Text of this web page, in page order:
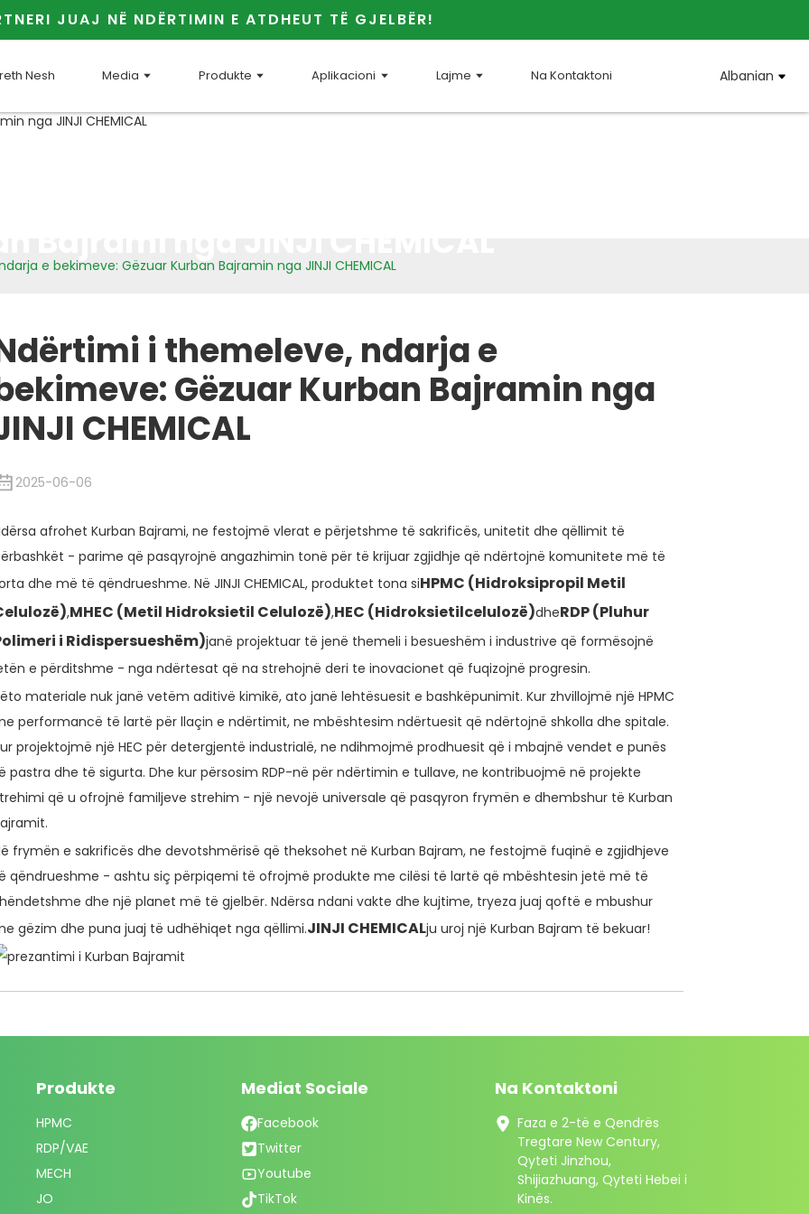
JUAJ NË NDËRTIMIN E ATDHEUT TË GJELBËR!
Nesh Media Produkte Aplikacioni Lajme Na Kontaktoni Albanian
e bekimeve: Gëzuar Kurban Bajramin nga JINJI CHEMICAL
i themeleve, ndarja e
Gëzuar Kurban Bajramin nga
CHEMICAL
2025-06-06
afrohet Kurban Bajrami, ne festojmë vlerat e përjetshme të sakrificës, unitetit dhe qëllimit të
- parime që pasqyrojnë angazhimin tonë për të krijuar zgjidhje që ndërtojnë komunitete më të
dhe më të qëndrueshme. Në JINJI CHEMICAL, produktet tona siHPMC (Hidroksipropil Metil
,MHEC (Metil Hidroksietil Celulozë),HEC (Hidroksietilcelulozë)dheRDP (Pluhur
i Ridispersueshëm)janë projektuar të jenë themeli i besueshëm i industrive që formësojnë
e përditshme - nga ndërtesat që na strehojnë deri te inovacionet që fuqizojnë progresin.
materiale nuk janë vetëm aditivë kimikë, ato janë lehtësuesit e bashkëpunimit. Kur zhvillojmë një HPMC
performancë të lartë për llaçin e ndërtimit, ne mbështesim ndërtuesit që ndërtojnë shkolla dhe spitale.
projektojmë një HEC për detergjentë industrialë, ne ndihmojmë prodhuesit që i mbajnë vendet e punës
pastra dhe të sigurta. Dhe kur përsosim RDP-në për ndërtimin e tullave, ne kontribuojmë në projekte
që u ofrojnë familjeve strehim - një nevojë universale që pasqyron frymën e dhembshur të Kurban
frymën e sakrificës dhe devotshmërisë që theksohet në Kurban Bajram, ne festojmë fuqinë e zgjidhjeve
qëndrueshme - ashtu siç përpiqemi të ofrojmë produkte me cilësi të lartë që mbështesin jetë më të
dhe një planet më të gjelbër. Ndërsa ndani vakte dhe kujtime, tryeza juaj qoftë e mbushur
gëzim dhe puna juaj të udhëhiqet nga qëllimi.JINJI CHEMICALju uroj një Kurban Bajram të bekuar!
Produkte
HPMC
RDP/VAE
MECH
JO
Mediat Sociale
Facebook
Twitter
Youtube
TikTok
Na Kontaktoni
Faza e 2-të e Qendrës
Tregtare New Century,
Qyteti Jinzhou,
Shijiazhuang, Qyteti Hebei i
Kinës.